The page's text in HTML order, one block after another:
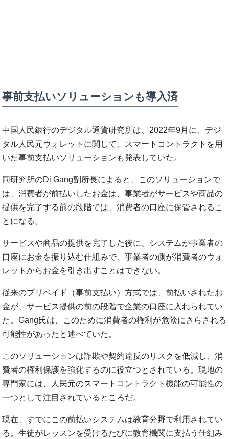
事前支払いソリューションも導入済
中国人民銀行のデジタル通貨研究所は、2022年9月に、デジ
タル人民元ウォレットに関して、スマートコントラクトを用
いた事前支払いソリューションも発表していた。
同研究所のDi Gang副所長によると、このソリューションで
は、消費者が前払いしたお金は、事業者がサービスや商品の
提供を完了する前の段階では、消費者の口座に保管されるこ
とになる。
サービスや商品の提供を完了した後に、システムが事業者の
口座にお金を振り込む仕組みで、事業者の側が消費者のウォ
レットからお金を引き出すことはできない。
従来のプリペイド（事前支払い）方式では、前払いされたお
金が、サービス提供の前の段階で企業の口座に入れられてい
た。Gang氏は、このために消費者の権利が危険にさらされる
可能性があったと述べていた。
このソリューションは詐欺や契約違反のリスクを低減し、消
費者の権利保護を強化するのに役立つとされている。現地の
専門家には、人民元のスマートコントラクト機能の可能性の
一つとして注目されているところだ。
現在、すでにこの前払いシステムは教育分野で利用されてい
る。生徒がレッスンを受けるたびに教育機関に支払う仕組み